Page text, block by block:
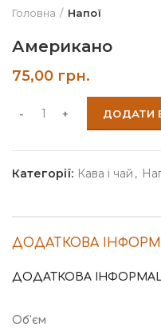
Головна Напої
Американо
75,00 грн.
ДОДАТИ
Категорії: Кава і чай ,
ДОДАТКОВА
ДОДАТКОВА
Об'єм